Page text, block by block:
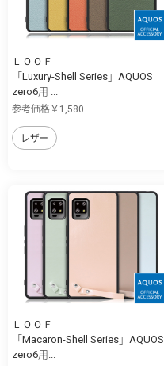
ＬＯＯＦ
「Luxury-Shell Series」AQUOS
zero6用 ...
参考価格￥1,580
レザー
ＬＯＯＦ
「Macaron-Shell Series」AQUOS
zero6用...